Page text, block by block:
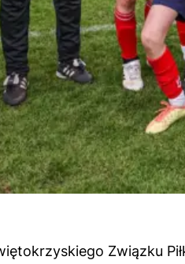
Związku